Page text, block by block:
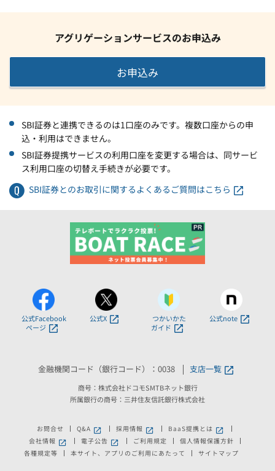
アグリゲーションサービスのお申込み
お申込み
SBI証券と連携できるのは1口座のみです。複数口座からの申
込・利用はできません。
SBI証券提携サービスの利用口座を変更する場合は、同サービ
ス利用口座の切替え手続きが必要です。
SBI証券とのお取引に関するよくあるご質問はこちら
公式Facebook
ページ
公式X
つかいかた
ガイド
公式note
金融機関コード（銀行コード）：0038 支店一覧
商号：株式会社ドコモSMTBネット銀行
所属銀行の商号：三井住友信託銀行株式会社
お問合せ Q&A 新しいウィンドウで開きます。
採用情報 新しいウィンドウで開きます。
BaaS提携とは 新しいウィンドウ
会社情報新しいウィンドウで開きます。
電子公告新しいウィンドウで開きます。
ご利用規定
個人情報保護方針
各種規定等
本サイト、アプリのご利用にあたって サイトマップ